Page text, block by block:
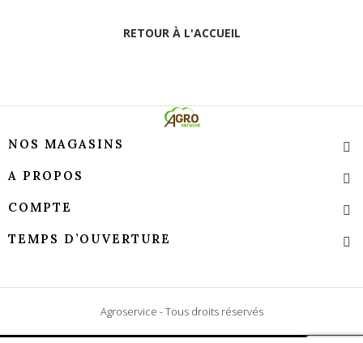
RETOUR À L'ACCUEIL
NOS MAGASINS
A PROPOS
COMPTE
TEMPS D’OUVERTURE
Agroservice - Tous droits réservés